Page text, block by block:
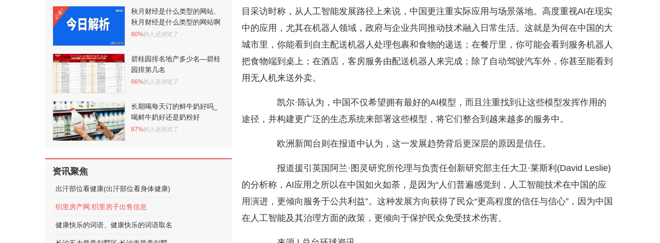
目采访时称，从人工智能发展路径上来说，中国更注重实际应用与场景落地。高度重视AI在现实
中的应用，尤其在‌机器人领域‌，政府与企业共同推动技术融入日常生活。这就是为何在中国的大
城市里，你能看到‌自主配送机器人‌处理包裹和食物的递送；在餐厅里，你可能会看到‌服务机器人‌
把食物端到桌上；在酒店，客房服务由‌配送机器人‌来完成；除了自动驾驶汽车‌外，你甚至能看到
用‌无人机‌来送外卖。
凯尔·陈认为，中国不仅希望拥有最好的AI模型，而且注重找到让这些模型发挥作用的
途径，并构建更广泛的生态系统来部署这些模型，将它们整合到越来越多的服务中。
欧洲新闻台则在报道中认为，这一发展趋势背后更深层的原因是信任。
报道援引英国阿兰·图灵研究所伦理与负责任创新研究部主任大卫·莱斯利(David Leslie)
的分析称，AI应用之所以在中国如火如荼，是因为“人们普遍感觉到，人工智能技术在中国的应
用演进，更倾向服务于公共利益”。这种发展方向获得了民众“更高程度的信任与信心”，因为中国
在人工智能及其治理方面的政策，更倾向于保护民众免受技术伤害。
秋月财经是什么类型的网站,
秋月财经是什么类型的网站啊
80%的人还浏览了
碧桂园排名地产多少名—碧桂
园排第几名
66%的人还浏览了
长期喝每天订的鲜牛奶好吗_
喝鲜牛奶好还是奶粉好
87%的人还浏览了
资讯聚焦
出汗部位看健康(出汗部位看身体健康)
织里房产网;织里房子出售信息
健康快乐的词语、健康快乐的词语取名